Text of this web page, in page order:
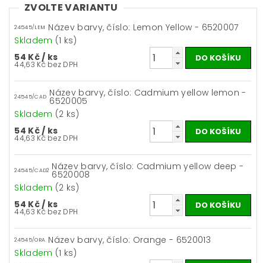
ZVOLTE VARIANTU
24545/LEM Název barvy, číslo: Lemon Yellow - 6520007
Skladem (1 ks)
54 Kč/ ks
44,63 Kč bez DPH
24545/CAD Název barvy, číslo: Cadmium yellow lemon -
6520005
Skladem (2 ks)
54 Kč/ ks
44,63 Kč bez DPH
24545/CAD2 Název barvy, číslo: Cadmium yellow deep -
6520008
Skladem (2 ks)
54 Kč/ ks
44,63 Kč bez DPH
24545/ORA Název barvy, číslo: Orange - 6520013
Skladem (1 ks)